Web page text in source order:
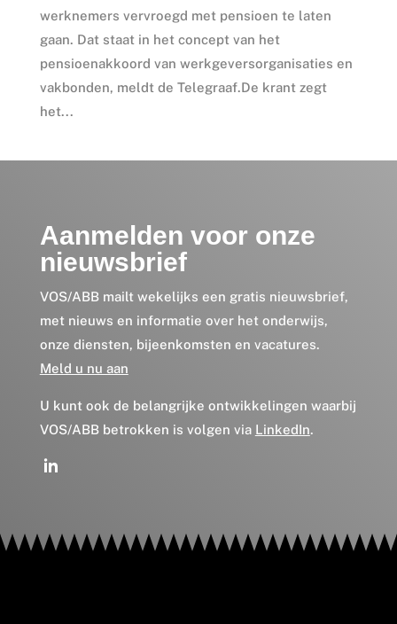
werknemers vervroegd met pensioen te laten
gaan. Dat staat in het concept van het
pensioenakkoord van werkgeversorganisaties en
vakbonden, meldt de Telegraaf.De krant zegt
het...
Aanmelden voor onze
nieuwsbrief
VOS/ABB mailt wekelijks een gratis nieuwsbrief,
met nieuws en informatie over het onderwijs,
onze diensten, bijeenkomsten en vacatures.
Meld u nu aan
U kunt ook de belangrijke ontwikkelingen waarbij
VOS/ABB betrokken is volgen via LinkedIn.